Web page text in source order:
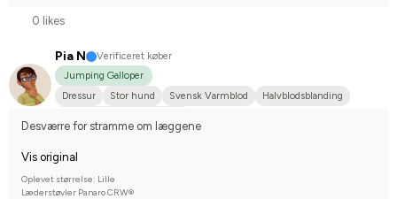
0 likes
Pia N
Verificeret køber
Jumping Galloper
Dressur
Stor hund Svensk Varmblod
Halvblodsblanding
Desværre for stramme om læggene
Vis original
Oplevet størrelse: Lille
Læderstøvler Panaro CRW®